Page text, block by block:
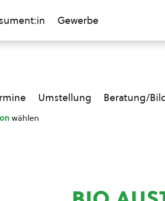
Gewerbe
Umstellung Beratung/
wählen